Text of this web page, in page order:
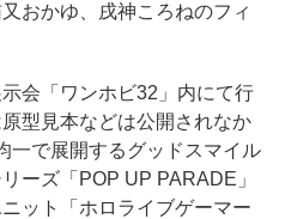
おかゆ、戌神ころねのフィ
会「ワンホビ32」内にて行
型見本などは公開されなか
一で展開するグッドスマイル
ーズ「POP UP PARADE」
ット「ホロライブゲーマー